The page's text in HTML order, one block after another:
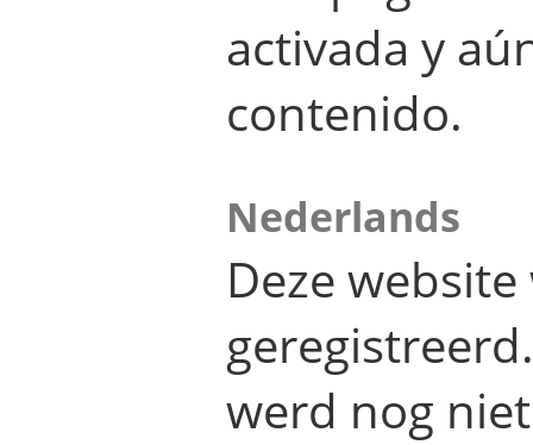
activada y
contenido.
Nederlands
Deze
werd nog